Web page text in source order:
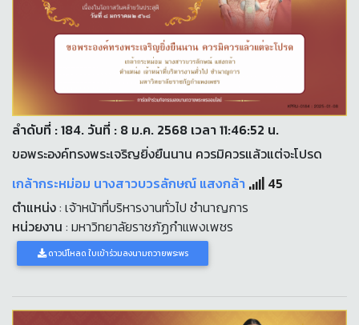
ลำดับที่ : 184. วันที่ : 8 ม.ค. 2568 เวลา 11:46:52 น.
ขอพระองค์ทรงพระเจริญยิ่งยืนนาน ควรมิควรแล้วแต่จะโปรด
เกล้ากระหม่อม นางสาวบวรลักษณ์ แสงกล้า
45
ตำแหน่ง: เจ้าหน้าที่บริหารงานทั่วไป ชำนาญการ
หน่วยงาน : มหาวิทยาลัยราชภัฏกำแพงเพชร
ดาวน์โหลด ใบเข้าร่วมลงนามถวายพระพร